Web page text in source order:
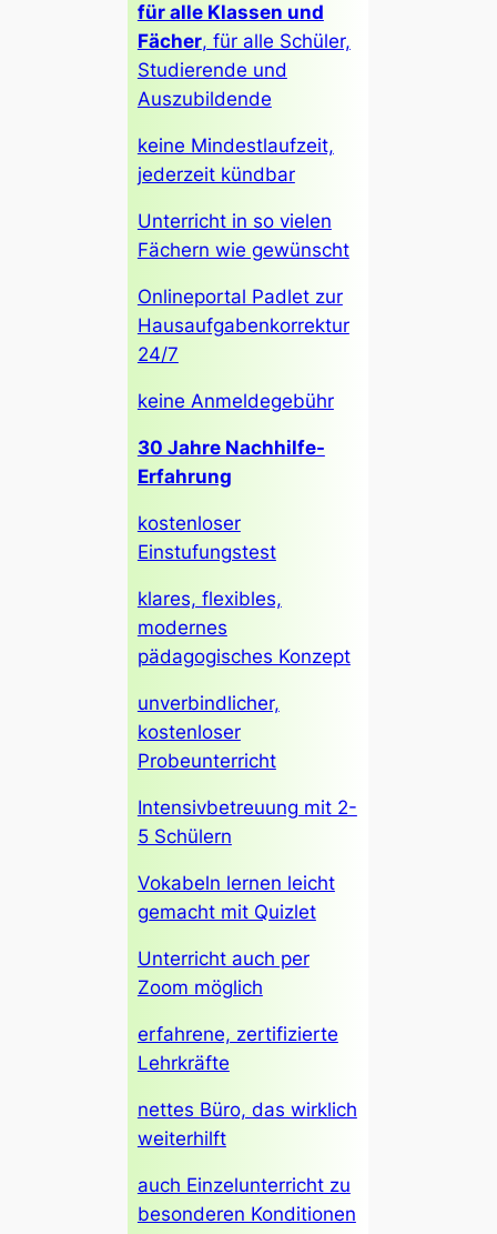
für alle Klassen und
Fächer, für alle Schüler,
Studierende und
Auszubildende
keine Mindestlaufzeit,
jederzeit kündbar
Unterricht in so vielen
Fächern wie gewünscht
Onlineportal Padlet zur
Hausaufgabenkorrektur
24/7
keine Anmeldegebühr
30 Jahre Nachhilfe-
Erfahrung
kostenloser
Einstufungstest
klares, flexibles,
modernes
pädagogisches Konzept
unverbindlicher,
kostenloser
Probeunterricht
Intensivbetreuung mit 2-
5 Schülern
Vokabeln lernen leicht
gemacht mit Quizlet
Unterricht auch per
Zoom möglich
erfahrene, zertifizierte
Lehrkräfte
nettes Büro, das wirklich
weiterhilft
auch Einzelunterricht zu
besonderen Konditionen